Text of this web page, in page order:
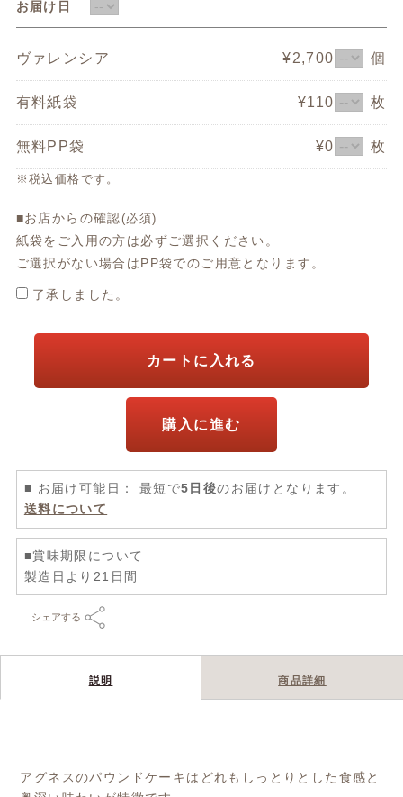
お届け日
ヴァレンシア ¥2,700 個
有料紙袋 ¥110 枚
無料PP袋 ¥0 枚
※税込価格です。
■お店からの確認(必須)
紙袋をご入用の方は必ずご選択ください。
ご選択がない場合はPP袋でのご用意となります。
了承しました。
カートに入れる
購入に進む
■ お届け可能日： 最短で5日後のお届けとなります。
送料について
■賞味期限について
製造日より21日間
シェアする
説明 商品詳細
アグネスのパウンドケーキはどれもしっとりとした食感と